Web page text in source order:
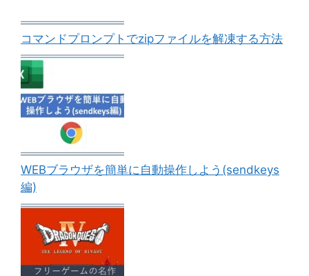
コマンドプロンプトでzipファイルを解凍する方法
WEBブラウザを簡単に自動操作しよう(sendkeys
編)